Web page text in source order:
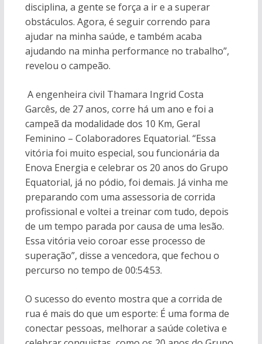
disciplina, a gente se força a ir e a superar
obstáculos. Agora, é seguir correndo para
ajudar na minha saúde, e também acaba
ajudando na minha performance no trabalho”,
revelou o campeão.
A engenheira civil Thamara Ingrid Costa
Garcês, de 27 anos, corre há um ano e foi a
campeã da modalidade dos 10 Km, Geral
Feminino – Colaboradores Equatorial. “Essa
vitória foi muito especial, sou funcionária da
Enova Energia e celebrar os 20 anos do Grupo
Equatorial, já no pódio, foi demais. Já vinha me
preparando com uma assessoria de corrida
profissional e voltei a treinar com tudo, depois
de um tempo parada por causa de uma lesão.
Essa vitória veio coroar esse processo de
superação”, disse a vencedora, que fechou o
percurso no tempo de 00:54:53.
O sucesso do evento mostra que a corrida de
rua é mais do que um esporte: É uma forma de
conectar pessoas, melhorar a saúde coletiva e